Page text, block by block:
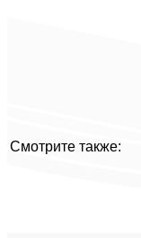
Смотрите также: